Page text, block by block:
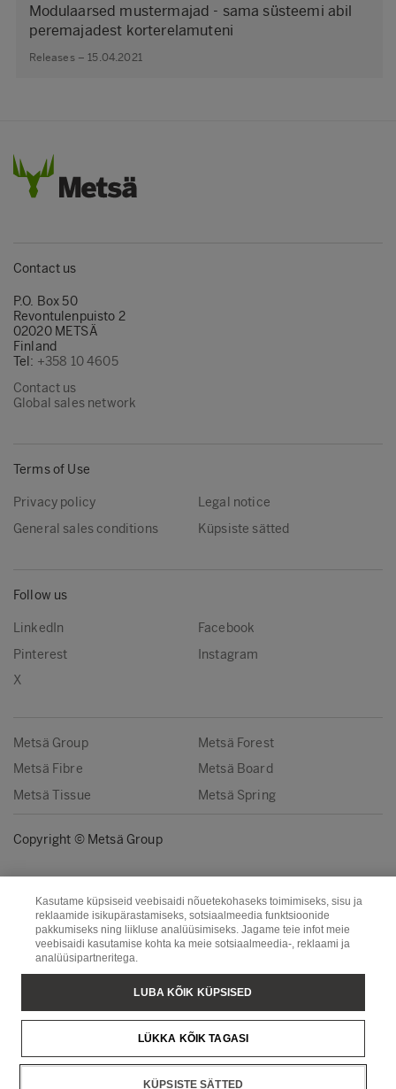
Modulaarsed mustermajad - sama süsteemi abil
peremajadest korterelamuteni
Releases – 15.04.2021
Contact us
P.O. Box 50
Revontulenpuisto 2
02020 METSÄ
Finland
Tel: +358 10 4605
Contact us
Global sales network
Terms of Use
Privacy policy
Legal notice
General sales conditions
Küpsiste sätted
Follow us
LinkedIn
Facebook
Pinterest
Instagram
X
Metsä Group
Metsä Forest
Metsä Fibre
Metsä Board
Metsä Tissue
Metsä Spring
Copyright © Metsä Group
Kasutame küpsiseid veebisaidi nõuetekohaseks toimimiseks, sisu ja
reklaamide isikupärastamiseks, sotsiaalmeedia funktsioonide
pakkumiseks ning liikluse analüüsimiseks. Jagame teie infot meie
veebisaidi kasutamise kohta ka meie sotsiaalmeedia-, reklaami ja
analüüsipartneritega.
KÜPSISTE SÄTTED
LÜKKA KÕIK TAGASI
LUBA KÕIK KÜPSISED